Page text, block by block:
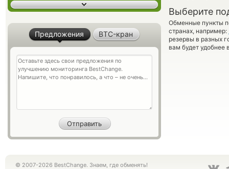
Выберите
Обменные пункты
странах, например:
резервы в разных
вам будет удобнее
Предложения BTC-кран
© 2007-2026 BestChange. Знаем, где обменять!